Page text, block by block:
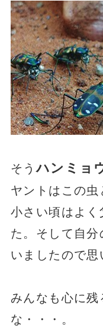
そうハンミョ
ヤントはこの虫
小さい頃はよく
た。そして自
いましたので思
みんなも心に残
な・・・。